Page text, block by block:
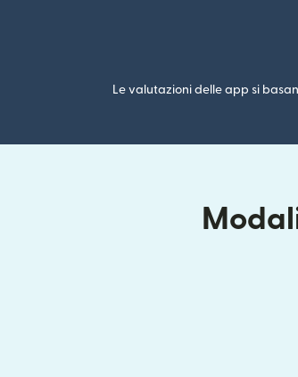
Le valutazioni delle app si